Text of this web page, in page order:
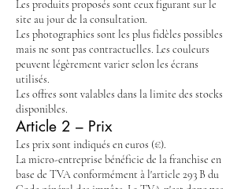
Les produits proposés sont ceux figurant sur le
site au jour de la consultation.
Les photographies sont les plus fidèles possibles
mais ne sont pas contractuelles. Les couleurs
peuvent légèrement varier selon les écrans
utilisés.
Les offres sont valables dans la limite des stocks
disponibles.
Article 2 – Prix
Les prix sont indiqués en euros (€).
La micro-entreprise bénéficie de la franchise en
base de TVA conformément à l'article 293 B du